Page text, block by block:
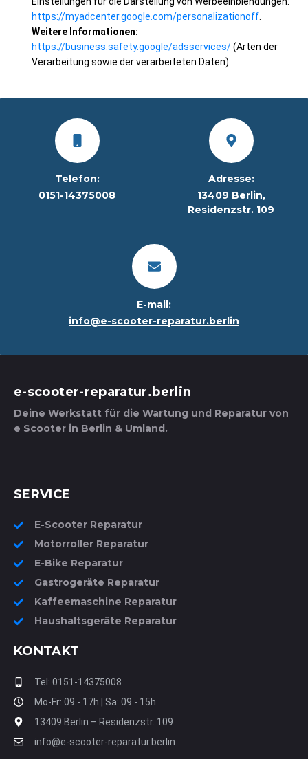
https://myadcenter.google.com/personalizationoff
Weitere Informationen:
https://business.safety.google/adsservices/(Arten der
Verarbeitung sowie der verarbeiteten Daten).
Telefon:
0151-14375008
Adresse:
13409 Berlin,
Residenzstr. 109
E-mail:
info@e-scooter-reparatur.berlin
e-scooter-reparatur.berlin
Deine Werkstatt für die Wartung und Reparatur von
e Scooter in Berlin & Umland.
SERVICE
E-Scooter Reparatur
Motorroller Reparatur
E-Bike Reparatur
Gastrogeräte Reparatur
Kaffeemaschine Reparatur
Haushaltsgeräte Reparatur
KONTAKT
Tel: 0151-14375008
Mo-Fr: 09 - 17h | Sa: 09 - 15h
13409 Berlin – Residenzstr. 109
info@e-scooter-reparatur.berlin